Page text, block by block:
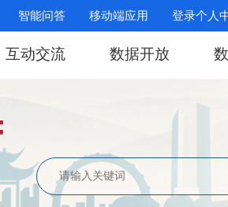
智能问答 移动端应用 登录个人
互动交流 数据开放